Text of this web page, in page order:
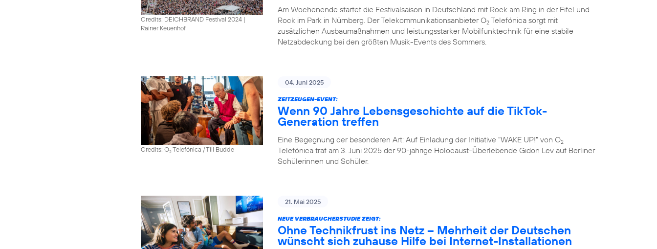
Credits: DEICHBRAND Festival 2024 |
Rainer Keuenhof
Am Wochenende startet die Festivalsaison in Deutschland mit Rock am Ring in der Eifel und
Rock im Park in Nürnberg. Der Telekommunikationsanbieter O2 Telefónica sorgt mit
zusätzlichen Ausbaumaßnahmen und leistungsstarker Mobilfunktechnik für eine stabile
Netzabdeckung bei den größten Musik-Events des Sommers.
Credits: O2Telefónica / Till Budde
04. Juni 2025
ZEITZEUGEN-EVENT:
Wenn 90 Jahre Lebensgeschichte auf die TikTok-
Generation treffen
Eine Begegnung der besonderen Art: Auf Einladung der Initiative "WAKE UP!" von O2
Telefónica traf am 3. Juni 2025 der 90-jährige Holocaust-Überlebende Gidon Lev auf Berliner
Schülerinnen und Schüler.
21. Mai 2025
NEUE VERBRAUCHERSTUDIE ZEIGT:
Ohne Technikfrust ins Netz – Mehrheit der Deutschen
wünscht sich zuhause Hilfe bei Internet-Installationen